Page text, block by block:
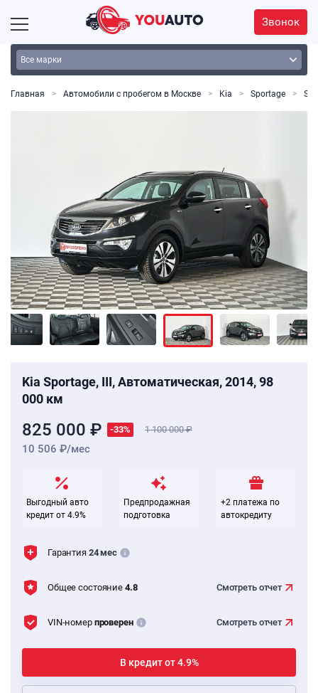
Звонок
Главная Автомобили с пробегом в Москве Kia Sportage
Kia Sportage, III, Автоматическая, 2014, 98
000 км
825 000 ₽ -33% 1 100 000
10 506 ₽/мес
Выгодный авто
кредит от 4.9%
Предпродажная
подготовка
+2 платежа по
автокредиту
Гарантия 24 мес
Общее состояние 4.8 Смотреть отчет
VIN-номер проверен Смотреть отчет
В кредит от 4.9%